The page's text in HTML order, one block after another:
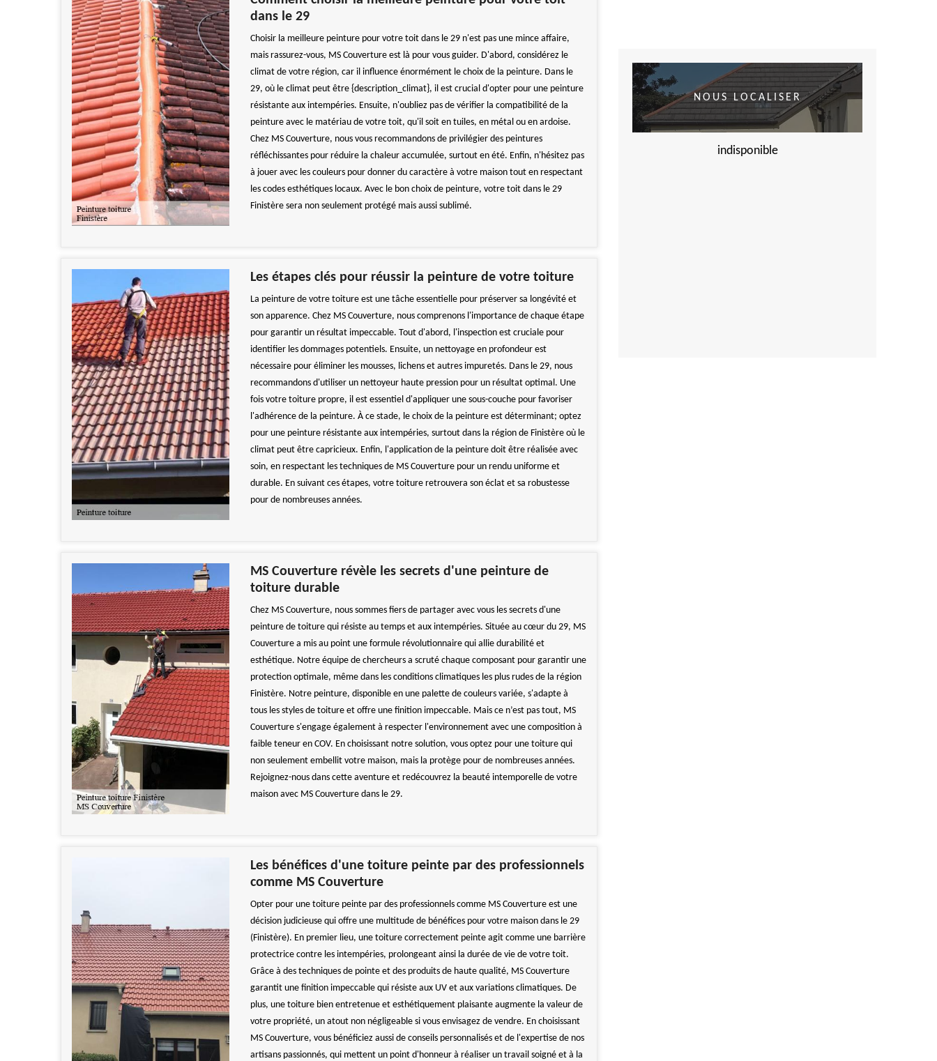
dans le 29
Choisir la meilleure peinture pour votre toit dans le 29 n'est pas une mince affaire,
mais rassurez-vous, MS Couverture est là pour vous guider. D'abord, considérez le
climat de votre région, car il influence énormément le choix de la peinture. Dans le
29, où le climat peut être {description_climat}, il est crucial d'opter pour une peinture
résistante aux intempéries. Ensuite, n'oubliez pas de vérifier la compatibilité de la
peinture avec le matériau de votre toit, qu'il soit en tuiles, en métal ou en ardoise.
Chez MS Couverture, nous vous recommandons de privilégier des peintures
réfléchissantes pour réduire la chaleur accumulée, surtout en été. Enfin, n'hésitez pas
à jouer avec les couleurs pour donner du caractère à votre maison tout en respectant
les codes esthétiques locaux. Avec le bon choix de peinture, votre toit dans le 29
Finistère sera non seulement protégé mais aussi sublimé.
Les étapes clés pour réussir la peinture de votre toiture
La peinture de votre toiture est une tâche essentielle pour préserver sa longévité et
son apparence. Chez MS Couverture, nous comprenons l'importance de chaque étape
pour garantir un résultat impeccable. Tout d'abord, l'inspection est cruciale pour
identifier les dommages potentiels. Ensuite, un nettoyage en profondeur est
nécessaire pour éliminer les mousses, lichens et autres impuretés. Dans le 29, nous
recommandons d'utiliser un nettoyeur haute pression pour un résultat optimal. Une
fois votre toiture propre, il est essentiel d'appliquer une sous-couche pour favoriser
l'adhérence de la peinture. À ce stade, le choix de la peinture est déterminant; optez
pour une peinture résistante aux intempéries, surtout dans la région de Finistère où le
climat peut être capricieux. Enfin, l'application de la peinture doit être réalisée avec
soin, en respectant les techniques de MS Couverture pour un rendu uniforme et
durable. En suivant ces étapes, votre toiture retrouvera son éclat et sa robustesse
pour de nombreuses années.
MS Couverture révèle les secrets d'une peinture de
toiture durable
Chez MS Couverture, nous sommes fiers de partager avec vous les secrets d'une
peinture de toiture qui résiste au temps et aux intempéries. Située au cœur du 29, MS
Couverture a mis au point une formule révolutionnaire qui allie durabilité et
esthétique. Notre équipe de chercheurs a scruté chaque composant pour garantir une
protection optimale, même dans les conditions climatiques les plus rudes de la région
Finistère. Notre peinture, disponible en une palette de couleurs variée, s'adapte à
tous les styles de toiture et offre une finition impeccable. Mais ce n’est pas tout, MS
Couverture s'engage également à respecter l'environnement avec une composition à
faible teneur en COV. En choisissant notre solution, vous optez pour une toiture qui
non seulement embellit votre maison, mais la protège pour de nombreuses années.
Rejoignez-nous dans cette aventure et redécouvrez la beauté intemporelle de votre
maison avec MS Couverture dans le 29.
Les bénéfices d'une toiture peinte par des professionnels
comme MS Couverture
Opter pour une toiture peinte par des professionnels comme MS Couverture est une
décision judicieuse qui offre une multitude de bénéfices pour votre maison dans le 29
(Finistère). En premier lieu, une toiture correctement peinte agit comme une barrière
protectrice contre les intempéries, prolongeant ainsi la durée de vie de votre toit.
Grâce à des techniques de pointe et des produits de haute qualité, MS Couverture
garantit une finition impeccable qui résiste aux UV et aux variations climatiques. De
plus, une toiture bien entretenue et esthétiquement plaisante augmente la valeur de
votre propriété, un atout non négligeable si vous envisagez de vendre. En choisissant
MS Couverture, vous bénéficiez aussi de conseils personnalisés et de l'expertise de nos
artisans passionnés, qui mettent un point d'honneur à réaliser un travail soigné et à la
NOUS LOCALISER
indisponible